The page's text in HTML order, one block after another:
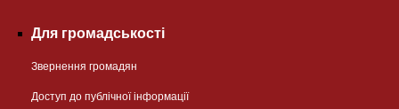
Для громадськості
Звернення громадян
Доступ до публічної інформації